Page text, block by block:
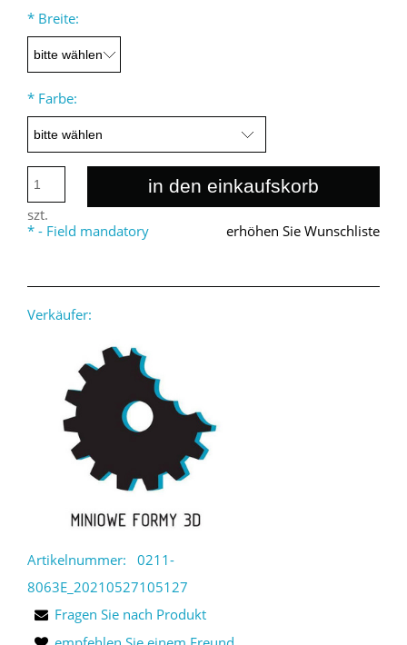
* Breite:
* Farbe:
szt.
in den einkaufskorb
erhöhen Sie Wunschliste
* - Field mandatory
Verkäufer:
Artikelnummer:
0211-
8063E_20210527105127
Fragen Sie nach Produkt